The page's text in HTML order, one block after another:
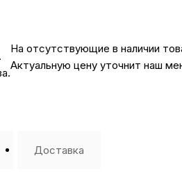
На отсутствующие в наличии
Актуальную цену уточнит наш
Доставка